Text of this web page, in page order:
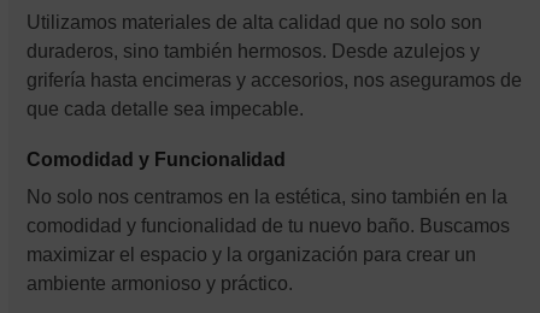
Utilizamos materiales de alta calidad que no solo son
duraderos, sino también hermosos. Desde azulejos y
grifería hasta encimeras y accesorios, nos aseguramos de
que cada detalle sea impecable.
Comodidad y Funcionalidad
No solo nos centramos en la estética, sino también en la
comodidad y funcionalidad de tu nuevo baño. Buscamos
maximizar el espacio y la organización para crear un
ambiente armonioso y práctico.